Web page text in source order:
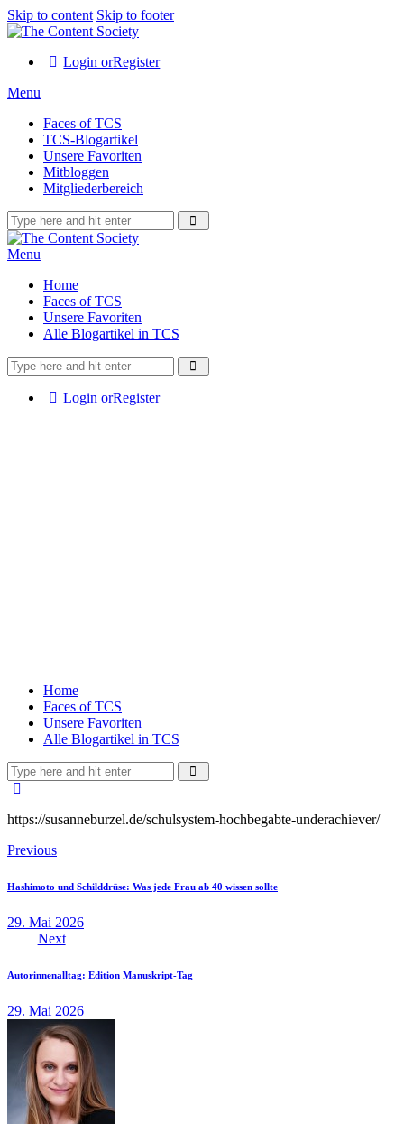
Skip to content Skip to footer
Login orRegister
Menu
Faces of TCS
TCS-Blogartikel
Unsere Favoriten
Mitbloggen
Mitgliederbereich
Menu
Home
Faces of TCS
Unsere Favoriten
Alle Blogartikel in TCS
Login orRegister
Home
Faces of TCS
Unsere Favoriten
Alle Blogartikel in TCS
https://susanneburzel.de/schulsystem-hochbegabte-underachiever/
Beitragsnavigation
Previous
Hashimoto und Schilddrüse: Was jede Frau ab 40 wissen sollte
29. Mai 2026
Next
Autorinnenalltag: Edition Manuskript-Tag
29. Mai 2026